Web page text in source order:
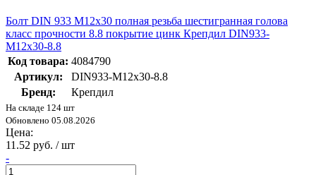
Болт DIN 933 М12х30 полная резьба шестигранная голова
класс прочности 8.8 покрытие цинк Крепдил DIN933-
М12х30-8.8
Код товара: 4084790
Артикул:
DIN933-М12х30-8.8
Бренд:
Крепдил
На складе 124 шт
Обновлено 05.08.2026
Цена:
11.52 руб. / шт
-